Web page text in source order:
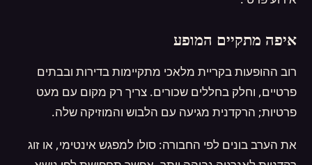
איפה מתקיים המופע
רוב ההופעות בקריית מלאכי מתקיימות בדירות ובבתים
פרטיים, וחלק בחללים שכורים. צריך רק מקום עם מעט
פרטיות; הרקדנית מגיעה עם הלבוש והמוזיקה שלה.
את הערב בונים לפי החבורה: סולו למפגש אינטימי, או זוג